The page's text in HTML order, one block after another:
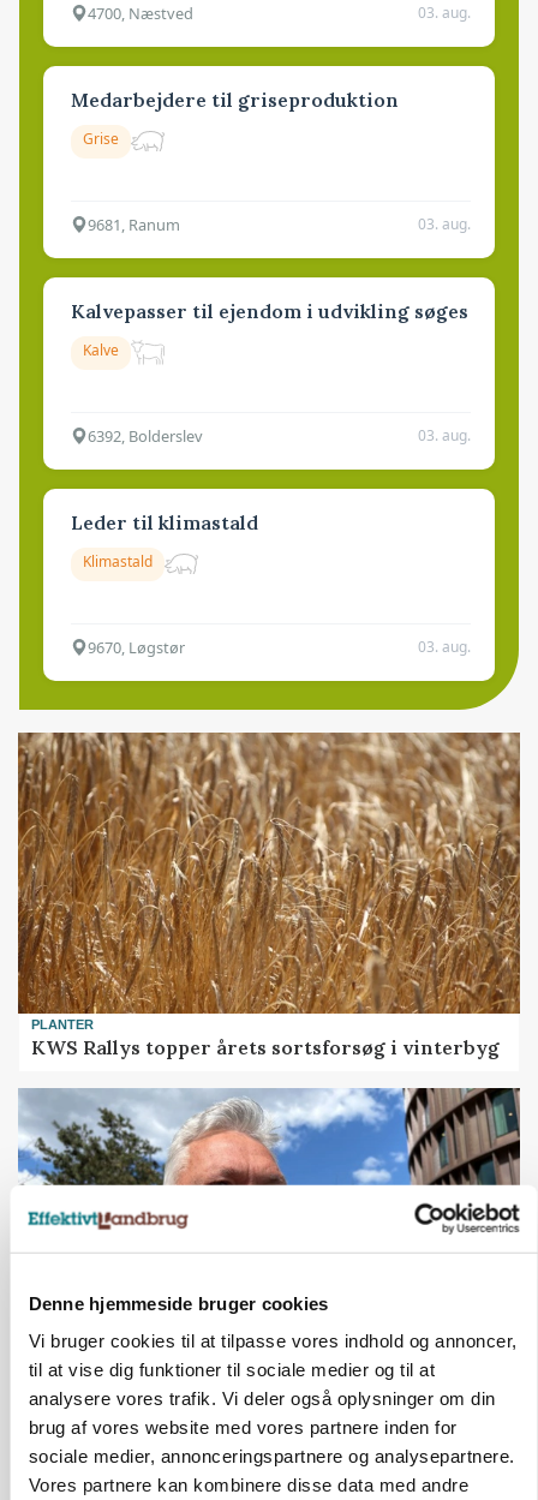
Denne hjemmeside bruger cookies
Vi bruger cookies til at tilpasse vores indhold og annoncer,
til at vise dig funktioner til sociale medier og til at
analysere vores trafik. Vi deler også oplysninger om din
brug af vores website med vores partnere inden for
sociale medier, annonceringspartnere og analysepartnere.
Vores partnere kan kombinere disse data med andre
4700, Næstved 03. aug.
Medarbejdere til griseproduktion
Grise
9681, Ranum 03. aug.
Kalvepasser til ejendom i udvikling søges
Kalve
6392, Bolderslev 03. aug.
Leder til klimastald
Klimastald
9670, Løgstør 03. aug.
PLANTER
KWS Rallys topper årets sortsforsøg i vinterbyg
CAP-I-DANMARK
Fjerkræbranchen: - Vi forlanger ens
konkurrence- og produktionsvilkår